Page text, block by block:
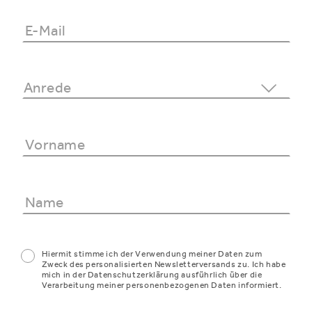
Hiermit stimme ich der Verwendung meiner Daten zum
Zweck des personalisierten Newsletterversands zu. Ich habe
mich in der Datenschutzerklärung ausführlich über die
Verarbeitung meiner personenbezogenen Daten informiert.